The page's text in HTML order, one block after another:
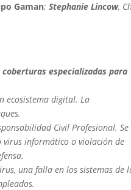
Gaman;Stephanie Lincow,
especializadas para
ecosistema digital. La
Civil Profesional. Se
virus informático o violación de
una falla en los sistemas de